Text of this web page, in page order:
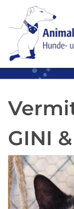
SKIP TO
GINI